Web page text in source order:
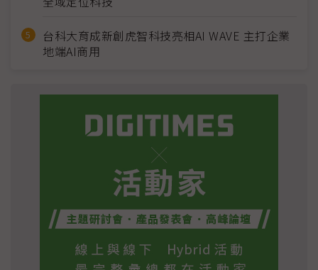
台科大育成新創虎智科技亮相AI WAVE 主打企業
地端AI商用